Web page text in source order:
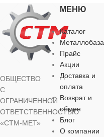
ОБЩЕСТВО
С
ОГРАНИЧЕННОЙ
ОТВЕТСТВЕННОСТЬЮ
«СТМ-МЕТ»
МЕНЮ
Каталог
Металлобаза
Прайс
Акции
Доставка и
оплата
Возврат и
обмен
Блог
О компании